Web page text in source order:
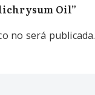
Oil”
no será publicada.